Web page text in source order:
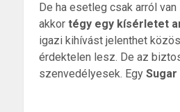
De ha esetleg csak arról
akkor tégy egy kísérletet
igazi kihívást jelenthet
érdektelen lesz. De az
szenvedélyesek. Egy Sugar